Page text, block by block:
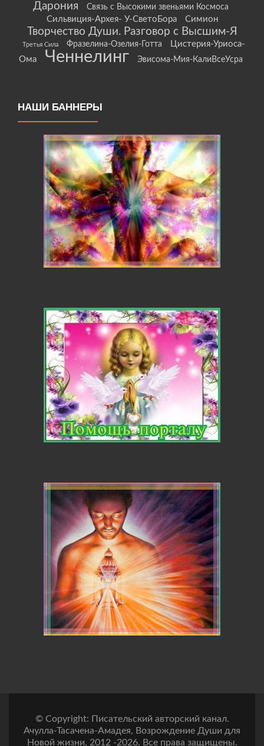
Дарония
Связь с Высокими звеньями Космоса
Сильвиция-Архея- У-СветоБора Симион
Творчество Души. Разговор с Высшим-Я
Третья Сила Фразелина-Озелия-Готта
Цистерия-Уриоса-
Ома
Ченнелинг Эвисома-Мия-КалиВсеУсра
НАШИ БАННЕРЫ
© Copyright: Писательский авторский канал.
Ачулла-Тасачена-Амадея, Возрождение Души для
Новой жизни, 2012 -2026. Все права защищены.